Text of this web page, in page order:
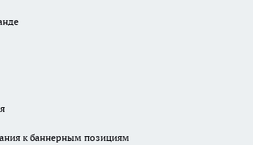
к баннерным позициям